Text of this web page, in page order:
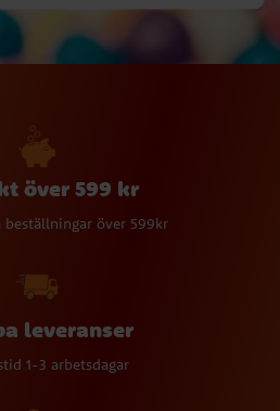
över 599 kr
beställningar över 599kr
leveranser
1-3 arbetsdagar